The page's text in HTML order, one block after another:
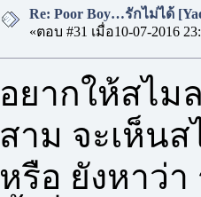
Re: Poor Boy…รักไม่ได้
«ตอบ #31 เมื่อ10-07-2016
อยากให้สไม
สาม จะเห็น
หรือ ยังหาว่า